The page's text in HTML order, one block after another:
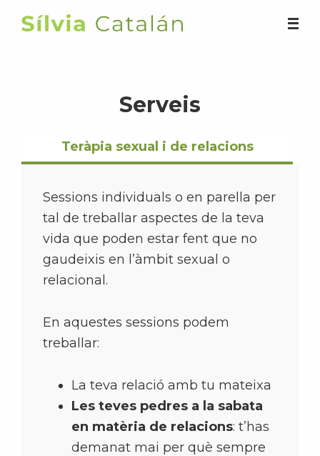
Serveis
Teràpia sexual i de relacions
Sessions individuals o en parella per
tal de treballar aspectes de la teva
vida que poden estar fent que no
gaudeixis en l’àmbit sexual o
relacional.
En aquestes sessions podem
treballar:
La teva relació amb tu mateixa
Les teves pedres a la sabata
en matèria de relacions: t’has
demanat mai per què sempre